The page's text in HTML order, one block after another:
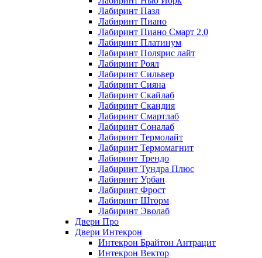
Лабиринт Пазл
Лабиринт Пиано
Лабиринт Пиано Смарт 2.0
Лабиринт Платинум
Лабиринт Полярис лайт
Лабиринт Роял
Лабиринт Сильвер
Лабиринт Сияна
Лабиринт Скайлаб
Лабиринт Скандия
Лабиринт Смартлаб
Лабиринт Соналаб
Лабиринт Термолайт
Лабиринт Термомагнит
Лабиринт Трендо
Лабиринт Тундра Плюс
Лабиринт Урбан
Лабиринт Фрост
Лабиринт Шторм
Лабиринт Эволаб
Двери Про
Двери Интекрон
Интекрон Брайтон Антрацит
Интекрон Вектор